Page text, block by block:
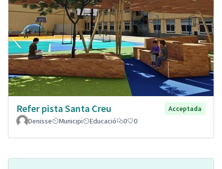
Refer pista Santa Creu
Acceptada
Denisse
Municipi Educació 0 0